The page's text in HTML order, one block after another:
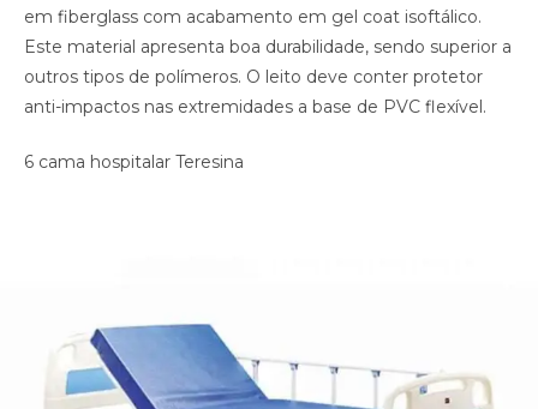
em fiberglass com acabamento em gel coat isoftálico.
Este material apresenta boa durabilidade, sendo superior a
outros tipos de polímeros. O leito deve conter protetor
anti-impactos nas extremidades a base de PVC flexível.
6 cama hospitalar Teresina